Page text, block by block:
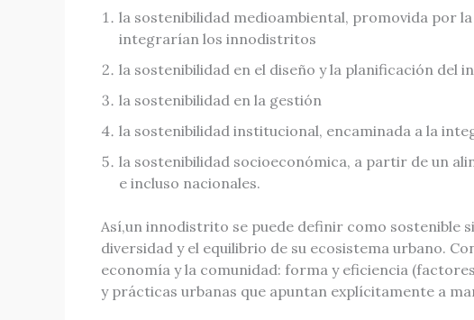
la sostenibilidad medioambiental, promovida por
integrarían los innodistritos
la sostenibilidad en el diseño y la planificación del
la sostenibilidad en la gestión
la sostenibilidad institucional, encaminada a la
la sostenibilidad socioeconómica, a partir de un
e incluso nacionales.
Así,un innodistrito se puede definir como sostenible
diversidad y el equilibrio de su ecosistema urbano.
economía y la comunidad: forma y eficiencia
y prácticas urbanas que apuntan explícitamente a